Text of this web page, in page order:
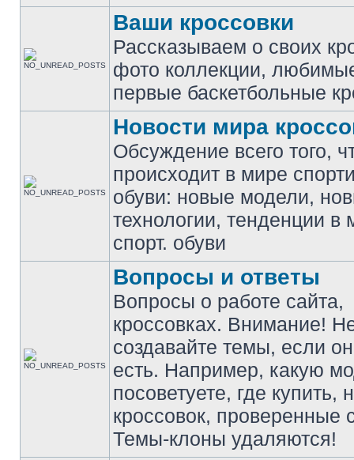
Ваши кроссовки
Рассказываем о своих
фото коллекции,
первые баскетбольные
Новости мира
Обсуждение всего того,
происходит в мире
обуви: новые модели,
технологии, тенденции в
спорт. обуви
Вопросы и ответы
Вопросы о работе сайта,
кроссовках. Внимание!
создавайте темы, если
есть. Например, какую
посоветуете, где купить,
кроссовок, проверенные
Темы-клоны удаляются!